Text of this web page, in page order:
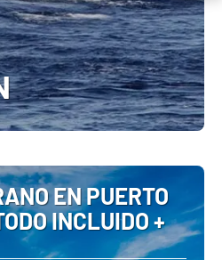
EN PUERTO
INCLUIDO +